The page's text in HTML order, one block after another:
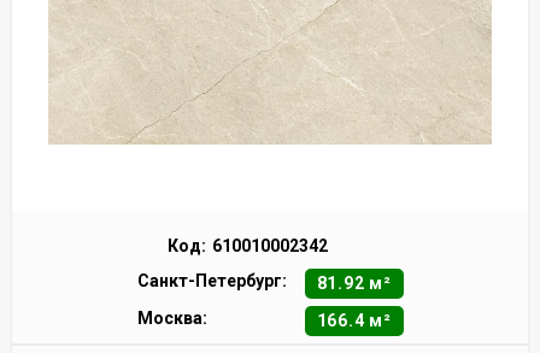
Код: 610010002342
Санкт-Петербург:
81.92 м²
Москва:
166.4 м²